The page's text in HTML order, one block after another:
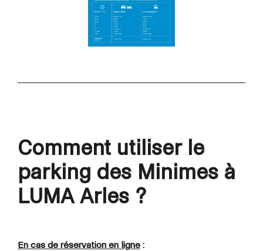
Comment utiliser le
parking des Minimes à
LUMA Arles ?
En cas de réservation en ligne :